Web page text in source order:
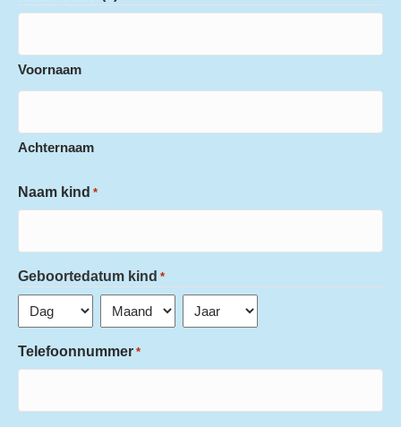
Voornaam
Achternaam
Naam kind *
Geboortedatum kind *
Telefoonnummer *